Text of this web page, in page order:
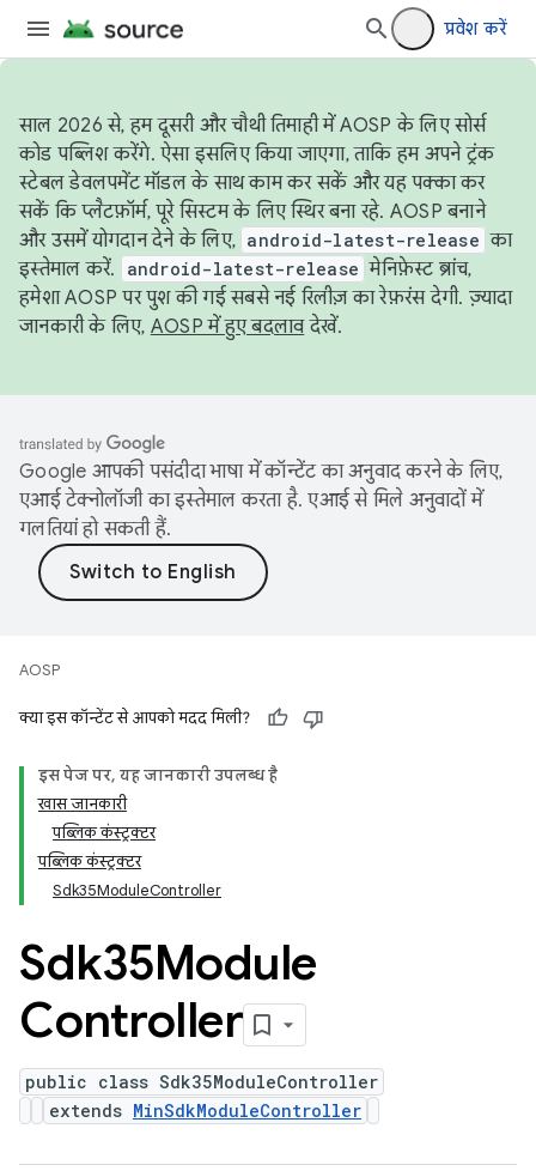
प्रवेश करें
साल 2026 से, हम दूसरी और चौथी तिमाही में AOSP के लिए सोर्स
कोड पब्लिश करेंगे. ऐसा इसलिए किया जाएगा, ताकि हम अपने ट्रंक
स्टेबल डेवलपमेंट मॉडल के साथ काम कर सकें और यह पक्का कर
सकें कि प्लैटफ़ॉर्म, पूरे सिस्टम के लिए स्थिर बना रहे. AOSP बनाने
और उसमें योगदान देने के लिए, android-latest-release का
इस्तेमाल करें.
android-latest-release मेनिफ़ेस्ट ब्रांच,
हमेशा AOSP पर पुश की गई सबसे नई रिलीज़ का रेफ़रंस देगी. ज़्यादा
जानकारी के लिए, AOSP में हुए बदलावदेखें.
Google आपकी पसंदीदा भाषा में कॉन्टेंट का अनुवाद करने के लिए,
एआई टेक्नोलॉजी का इस्तेमाल करता है. एआई से मिले अनुवादों में
गलतियां हो सकती हैं.
AOSP
क्या इस कॉन्टेंट से आपको मदद मिली?
इस पेज पर, यह जानकारी उपलब्ध है
खास जानकारी
पब्लिक कंस्ट्रक्टर
पब्लिक कंस्ट्रक्टर
Sdk35ModuleController
Sdk35Module
Controller
public class Sdk35ModuleController
extends MinSdkModuleController